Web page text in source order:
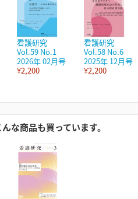
看護研究
Vol.59 No.1
2026年 02月号
¥2,200
看護研究
Vol.58 No.6
2025年 12月号
¥2,200
な商品も買っています。